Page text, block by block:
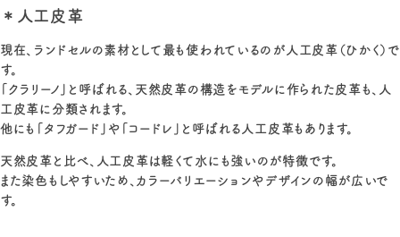
＊人工皮革
現在、ランドセルの素材として最も使われているのが人工皮革（ひかく）で
す。
「クラリーノ」と呼ばれる、天然皮革の構造をモデルに作られた皮革も、人
工皮革に分類されます。
他にも「タフガード」や「コードレ」と呼ばれる人工皮革もあります。
天然皮革と比べ、人工皮革は軽くて水にも強いのが特徴です。
また染色もしやすいため、カラーバリエーションやデザインの幅が広いで
す。